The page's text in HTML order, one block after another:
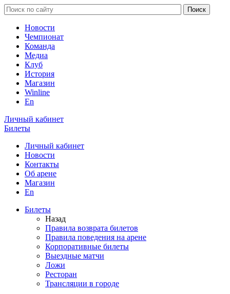
Новости
Чемпионат
Команда
Медиа
Клуб
История
Магазин
Winline
En
Личный кабинет
Билеты
Личный кабинет
Новости
Контакты
Об арене
Магазин
En
Билеты
Назад
Правила возврата билетов
Правила поведения на арене
Корпоративные билеты
Выездные матчи
Ложи
Ресторан
Трансляции в городе